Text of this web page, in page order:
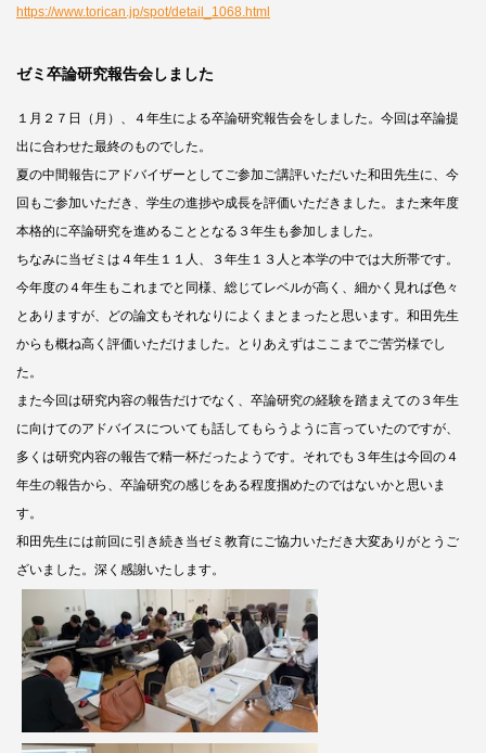
https://www.torican.jp/spot/detail_1068.html
ゼミ卒論研究報告会しました
１月２７日（月）、４年生による卒論研究報告会をしました。今回は卒論提
出に合わせた最終のものでした。
夏の中間報告にアドバイザーとしてご参加ご講評いただいた和田先生に、今
回もご参加いただき、学生の進捗や成長を評価いただきました。また来年度
本格的に卒論研究を進めることとなる３年生も参加しました。
ちなみに当ゼミは４年生１１人、３年生１３人と本学の中では大所帯です。
今年度の４年生もこれまでと同様、総じてレベルが高く、細かく見れば色々
とありますが、どの論文もそれなりによくまとまったと思います。和田先生
からも概ね高く評価いただけました。とりあえずはここまでご苦労様でし
た。
また今回は研究内容の報告だけでなく、卒論研究の経験を踏まえての３年生
に向けてのアドバイスについても話してもらうように言っていたのですが、
多くは研究内容の報告で精一杯だったようです。それでも３年生は今回の４
年生の報告から、卒論研究の感じをある程度掴めたのではないかと思いま
す。
和田先生には前回に引き続き当ゼミ教育にご協力いただき大変ありがとうご
ざいました。深く感謝いたします。